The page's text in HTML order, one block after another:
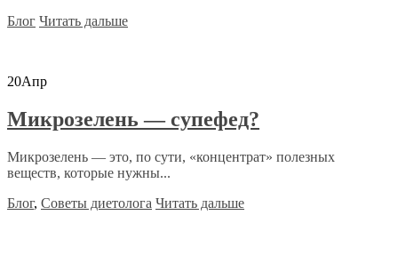
Блог Читать дальше
20Апр
Микрозелень — супефед?
Микрозелень — это, по сути, «концентрат» полезных
веществ, которые нужны...
Блог, Советы диетолога Читать дальше